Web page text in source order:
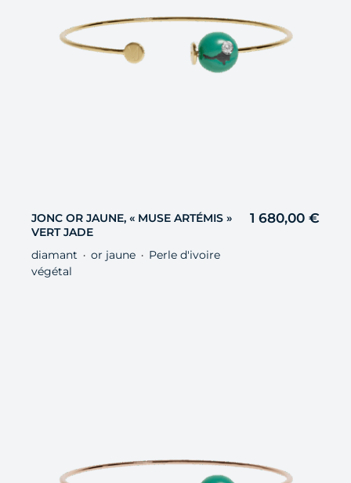
JONC OR JAUNE, « MUSE ARTÉMIS »
VERT JADE
1 680,00 €
diamant ・ or jaune ・ Perle d'ivoire
végétal